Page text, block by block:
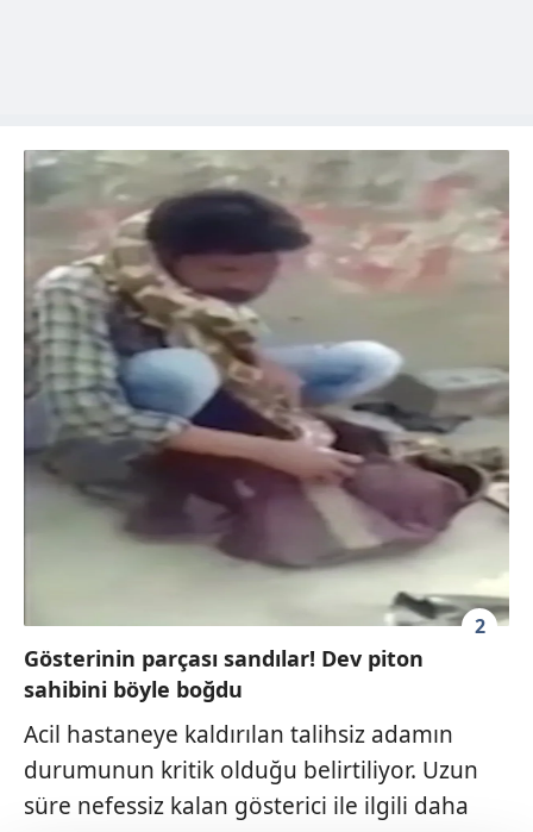
2
Gösterinin parçası sandılar! Dev piton
sahibini böyle boğdu
Acil hastaneye kaldırılan talihsiz adamın
durumunun kritik olduğu belirtiliyor. Uzun
süre nefessiz kalan gösterici ile ilgili daha